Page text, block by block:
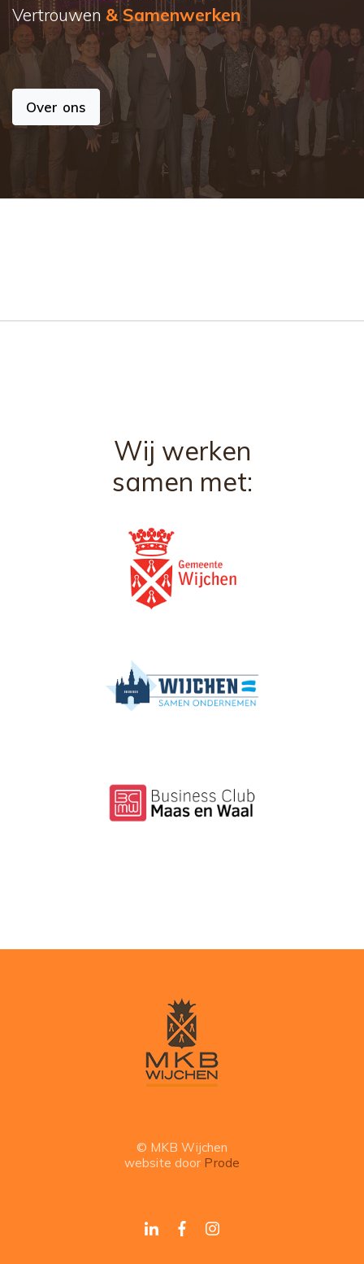
Vertrouwen & Samenwerken
Over ons
Wij werken
samen met:
© MKB Wijchen
website door Prode